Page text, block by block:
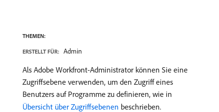
THEMEN:
ERSTELLT FÜR: Admin
Als Adobe Workfront-Administrator können Sie eine
Zugriffsebene verwenden, um den Zugriff eines
Benutzers auf Programme zu definieren, wie in
Übersicht über Zugriffsebenen beschrieben.